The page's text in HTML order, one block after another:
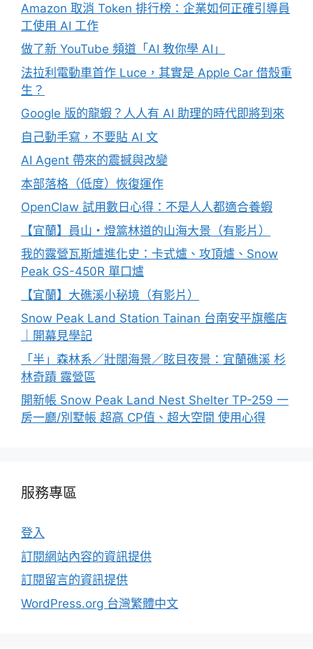
Amazon 取消 Token 排行榜：企業如何正確引導員
工使用 AI 工作
做了新 YouTube 頻道「AI 教你學 AI」
法拉利電動車首作 Luce，其實是 Apple Car 借殼重
生？
Google 版的龍蝦？人人有 AI 助理的時代即將到來
自己動手寫，不要貼 AI 文
AI Agent 帶來的震撼與改變
本部落格（低度）恢復運作
OpenClaw 試用數日心得：不是人人都適合養蝦
【宜蘭】員山・燈篙林道的山海大景（有影片）
我的露營瓦斯爐進化史：卡式爐、攻頂爐、Snow
Peak GS-450R 單口爐
【宜蘭】大礁溪小秘境（有影片）
Snow Peak Land Station Tainan 台南安平旗艦店
｜開幕見學記
「半」森林系／壯闊海景／眩目夜景：宜蘭礁溪 杉
林奇蹟 露營區
開新帳 Snow Peak Land Nest Shelter TP-259 一
房一廳/別墅帳 超高 CP值、超大空間 使用心得
服務專區
登入
訂閱網站內容的資訊提供
訂閱留言的資訊提供
WordPress.org 台灣繁體中文